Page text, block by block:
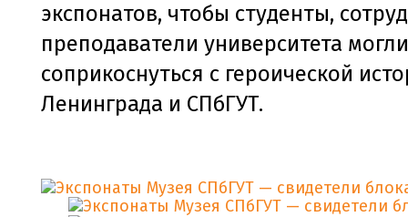
экспонатов, чтобы студенты,
преподаватели университета могли
соприкоснуться с героической
Ленинграда и СПбГУТ.